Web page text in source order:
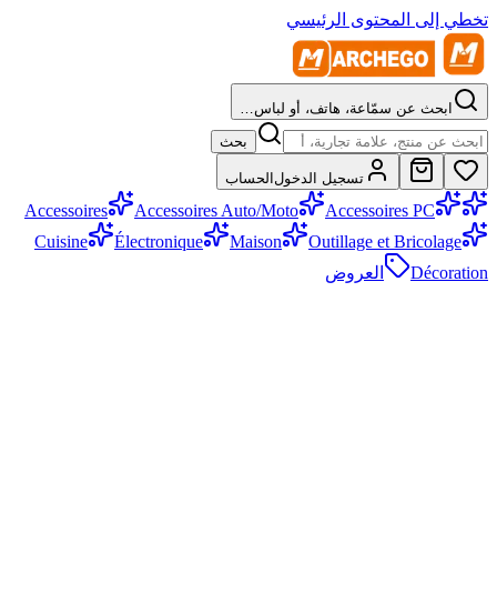
تخطي إلى المحتوى الرئيسي
ابحث عن سمّاعة، هاتف، أو لباس…
بحث
تسجيل الدخول الحساب
Accessoires Accessoires Auto/Moto
Accessoires PC
Cuisine
Électronique Maison
Outillage et Bricolage
Décoration
العروض